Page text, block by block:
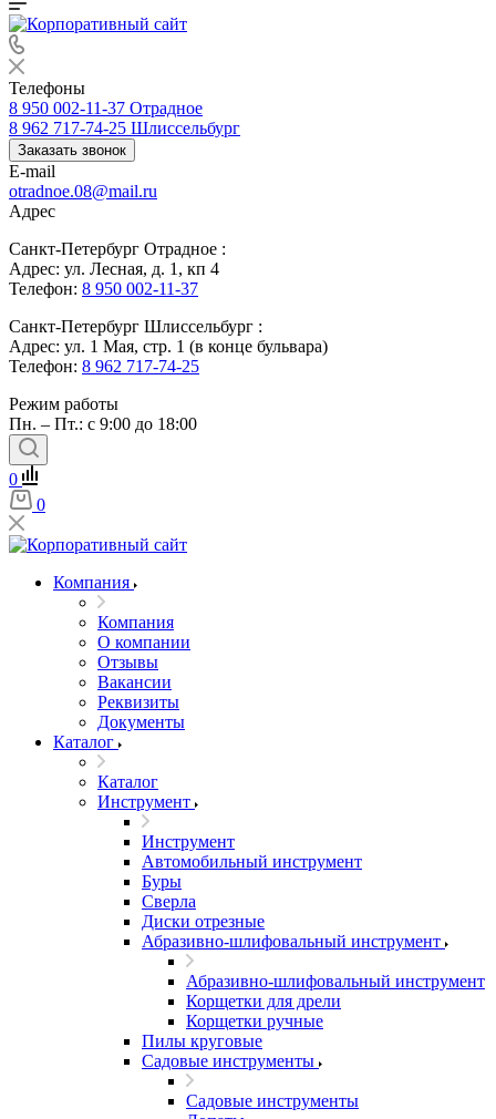
Телефоны
8 950 002-11-37 Отрадное
8 962 717-74-25 Шлиссельбург
Заказать звонок
E-mail
otradnoe.08@mail.ru
Адрес
Санкт-Петербург Отрадное :
Адрес: ул. Лесная, д. 1, кп 4
Телефон: 8 950 002-11-37
Санкт-Петербург Шлиссельбург :
Адрес: ул. 1 Мая, стр. 1 (в конце бульвара)
Телефон: 8 962 717-74-25
Режим работы
Пн. – Пт.: с 9:00 до 18:00
0
0
Компания
Компания
О компании
Отзывы
Вакансии
Реквизиты
Документы
Каталог
Каталог
Инструмент
Инструмент
Автомобильный инструмент
Буры
Сверла
Диски отрезные
Абразивно-шлифовальный инструмент
Абразивно-шлифовальный инструмент
Корщетки для дрели
Корщетки ручные
Пилы круговые
Садовые инструменты
Садовые инструменты